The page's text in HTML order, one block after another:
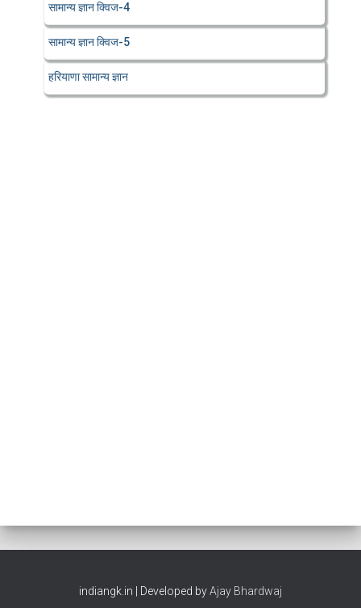
सामान्य ज्ञान क्विज-4
सामान्य ज्ञान क्विज-5
हरियाणा सामान्य ज्ञान
indiangk.in | Developed byAjay Bhardwaj